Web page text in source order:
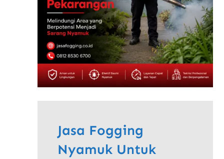
Jasa Fogging
Nyamuk Untuk